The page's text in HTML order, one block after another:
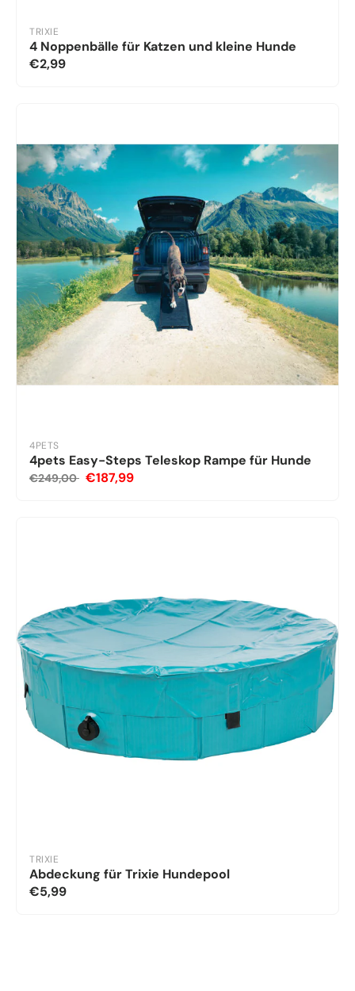
TRIXIE
4 Noppenbälle für Katzen und kleine Hunde
€2,99
4PETS
4pets Easy-Steps Teleskop Rampe für Hunde
€249,00 €187,99
TRIXIE
Abdeckung für Trixie Hundepool
€5,99